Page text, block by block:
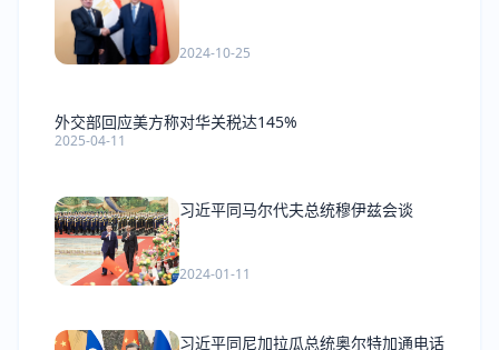
2024-10-25
外交部回应美方称对华关税达145%
2025-04-11
习近平同马尔代夫总统穆伊兹会谈
2024-01-11
习近平同尼加拉瓜总统奥尔特加通电话